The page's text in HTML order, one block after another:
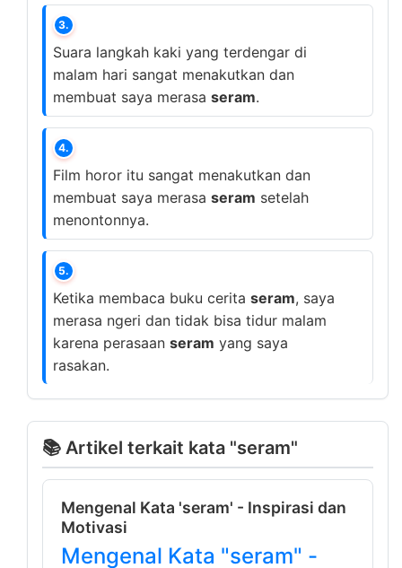
3.
Suara langkah kaki yang terdengar di
malam hari sangat menakutkan dan
membuat saya merasa seram.
4.
Film horor itu sangat menakutkan dan
membuat saya merasa seram setelah
menontonnya.
5.
Ketika membaca buku cerita seram, saya
merasa ngeri dan tidak bisa tidur malam
karena perasaan seram yang saya
rasakan.
📚 Artikel terkait kata "seram"
Mengenal Kata 'seram' - Inspirasi dan
Motivasi
Mengenal Kata "seram" -